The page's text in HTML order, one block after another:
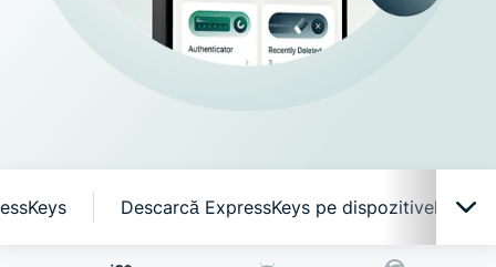
Descarcă ExpressKeys pe dispozitivele